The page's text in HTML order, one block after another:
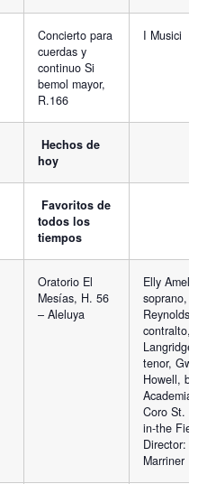
Concierto para
cuerdas y
continuo Si
bemol mayor,
R.166
I Musici
Hechos de
hoy
Favoritos de
todos los
tiempos
Oratorio El
Mesías, H. 56
– Aleluya
Elly
soprano,
Reynolds,
contralto,
Langridge,
tenor,
Howell,
Academia y
Coro St.
in-the
Director:
Marriner